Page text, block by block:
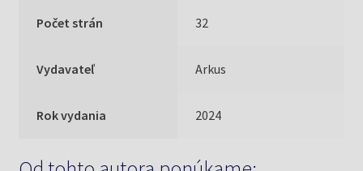
Počet strán 32
Vydavateľ Arkus
Rok vydania 2024